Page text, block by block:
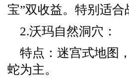
宝”双收益。特别适
2.沃玛自然洞穴：
特点：迷宫式地图
蛇为主。